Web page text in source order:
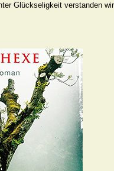
Glückseligkeit verstanden